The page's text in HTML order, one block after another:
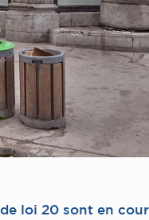
loi 20 sont en